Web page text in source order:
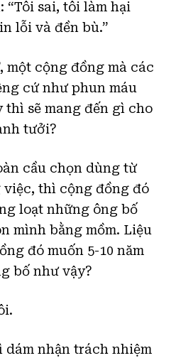
“Tôi sai, tôi làm hại
lỗi và đền bù.”
một cộng đồng mà các
cứ như phun máu
sẽ mang đến gì cho
tưởi?
cầu chọn dùng từ
việc, thì cộng đồng đó
loạt những ông bố
mình bằng mồm. Liệu
đó muốn 5-10 năm
bố như vậy?
dám nhận trách nhiệm